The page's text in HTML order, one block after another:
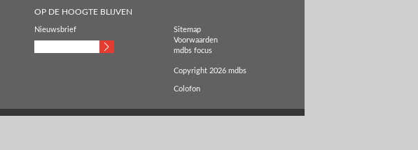
OP DE HOOGTE BLIJVEN
Nieuwsbrief
Sitemap
Voorwaarden
mdbs focus
Copyright 2026 mdbs
Colofon